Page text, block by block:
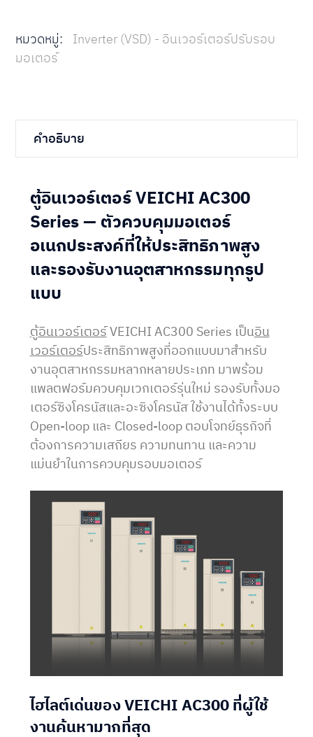
หมวดหมู่:
Inverter (VSD) - อินเวอร์เตอร์ปรับรอบ
มอเตอร์
คำอธิบาย
ตู้อินเวอร์เตอร์ VEICHI AC300
Series — ตัวควบคุมมอเตอร์
อเนกประสงค์ที่ให้ประสิทธิภาพสูง
และรองรับงานอุตสาหกรรมทุกรูป
แบบ
ตู้อินเวอร์เตอร์VEICHI AC300 Series เป็นอิน
เวอร์เตอร์ประสิทธิภาพสูงที่ออกแบบมาสำหรับ
งานอุตสาหกรรมหลากหลายประเภท มาพร้อม
แพลตฟอร์มควบคุมเวกเตอร์รุ่นใหม่ รองรับทั้งมอ
เตอร์ซิงโครนัสและอะซิงโครนัส ใช้งานได้ทั้งระบบ
Open-loop และ Closed-loop ตอบโจทย์ธุรกิจที่
ต้องการความเสถียร ความทนทาน และความ
แม่นยำในการควบคุมรอบมอเตอร์
ไฮไลต์เด่นของ VEICHI AC300 ที่ผู้ใช้
งานค้นหามากที่สุด